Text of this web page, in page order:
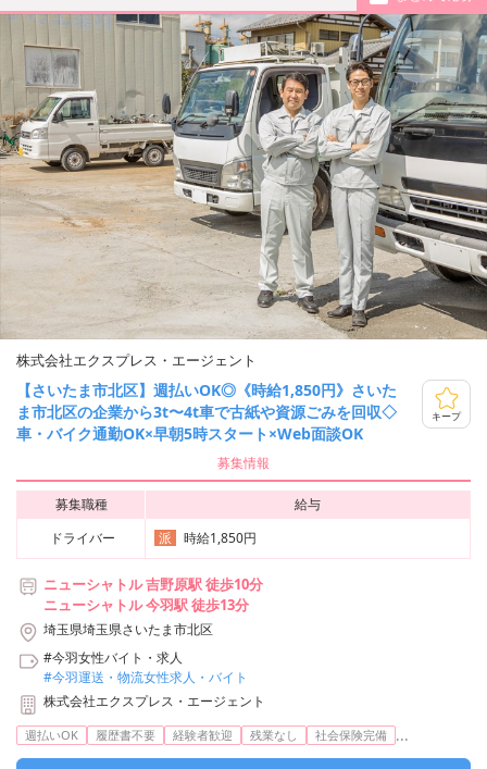
株式会社エクスプレス・エージェント
【さいたま市北区】週払いOK◎《時給1,850円》さいた
ま市北区の企業から3t〜4t車で古紙や資源ごみを回収◇
車・バイク通勤OK×早朝5時スタート×Web面談OK
キープ
募集情報
募集職種
給与
ドライバー
派 時給1,850円
ニューシャトル 吉野原駅 徒歩10分
ニューシャトル 今羽駅 徒歩13分
埼玉県埼玉県さいたま市北区
#今羽女性バイト・求人
#今羽運送・物流女性求人・バイト
株式会社エクスプレス・エージェント
週払いOK 履歴書不要 経験者歓迎 残業なし 社会保険完備 ...